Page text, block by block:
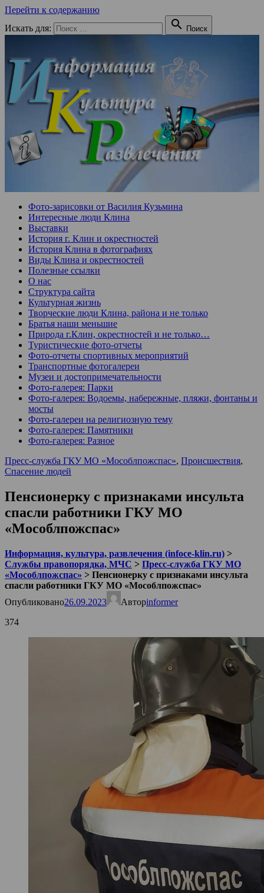
Перейти к содержанию
Искать для:
 Поиск
Фото-зарисовки от Василия Кузьмина
Интересные люди Клина
Выставки
История г. Клин и окрестностей
История Клина в фотографиях
Виды Клина и окрестностей
Полезные ссылки
О нас
Структура сайта
Культурная жизнь
Творческие люди Клина, района и не только
Братья наши меньшие
Природа г.Клин, окрестностей и не только…
Туристические фото-отчеты
Фото-отчеты спортивных мероприятий
Транспортные фотогалереи
Музеи и достопримечательности
Фото-галерея: Парки
Фото-галерея: Водоемы, набережные, пляжи, фонтаны и
мосты
Фото-галереи на религиозную тему
Фото-галерея: Памятники
Фото-галерея: Разное
Пресс-служба ГКУ МО «Мособлпожспас», Происшествия,
Спасение людей
Пенсионерку с признаками инсульта
спасли работники ГКУ МО
«Мособлпожспас»
Информация, культура, развлечения (infoce-klin.ru) >
Службы правопорядка, МЧС > Пресс-служба ГКУ МО
«Мособлпожспас» > Пенсионерку с признаками инсульта
спасли работники ГКУ МО «Мособлпожспас»
Опубликовано26.09.2023 Авторinformer
374